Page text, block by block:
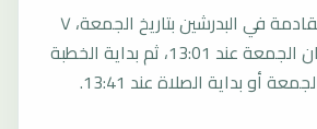
موعد صلاة الجمعة القادمة في البدرشين بتاريخ الجمعة، ٧
أغسطس ٢٠٢٦ يبدأ بأذان الجمعة عند 13:01، ثم بداية الخطبة